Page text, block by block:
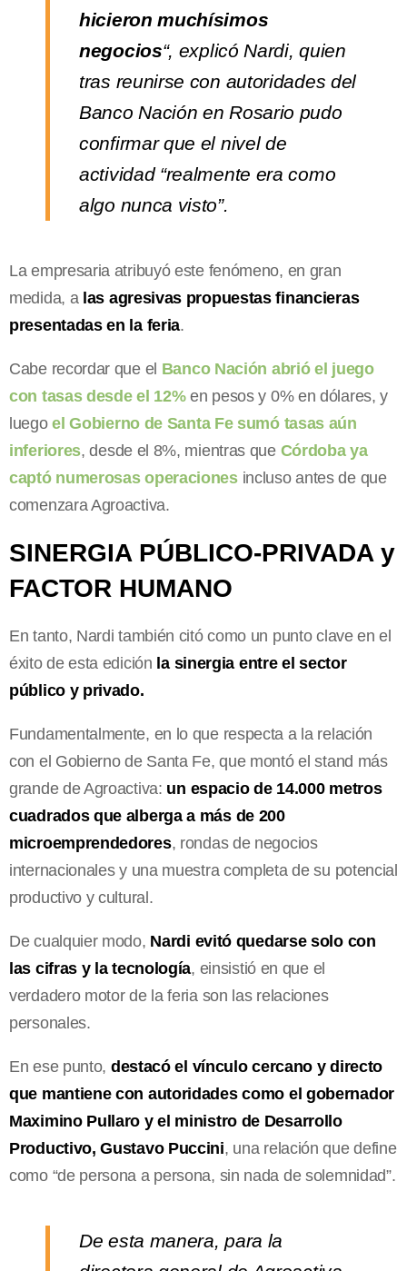
hicieron muchísimos
negocios“, explicó Nardi, quien
tras reunirse con autoridades del
Banco Nación en Rosario pudo
confirmar que el nivel de
actividad “realmente era como
algo nunca visto”.
La empresaria atribuyó este fenómeno, en gran
medida, a las agresivas propuestas financieras
presentadas en la feria.
Cabe recordar que el Banco Nación abrió el juego
con tasas desde el 12%en pesos y 0% en dólares, y
luegoel Gobierno de Santa Fe sumó tasas aún
inferiores, desde el 8%, mientras que Córdoba ya
captó numerosas operacionesincluso antes de que
comenzara Agroactiva.
SINERGIA PÚBLICO-PRIVADA y
FACTOR HUMANO
En tanto, Nardi también citó como un punto clave en el
éxito de esta edición la sinergia entre el sector
público y privado.
Fundamentalmente, en lo que respecta a la relación
con el Gobierno de Santa Fe, que montó el stand más
grande de Agroactiva: un espacio de 14.000 metros
cuadrados que alberga a más de 200
microemprendedores, rondas de negocios
internacionales y una muestra completa de su potencial
productivo y cultural.
De cualquier modo, Nardi evitó quedarse solo con
las cifras y la tecnología, einsistió en que el
verdadero motor de la feria son las relaciones
personales.
En ese punto, destacó el vínculo cercano y directo
que mantiene con autoridades como el gobernador
Maximino Pullaro y el ministro de Desarrollo
Productivo, Gustavo Puccini, una relación que define
como “de persona a persona, sin nada de solemnidad”.
De esta manera, para la